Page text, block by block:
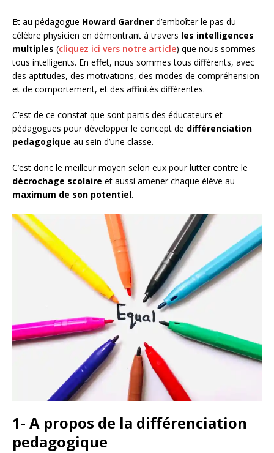
Et au pédagogue Howard Gardner d’emboîter le pas du
célèbre physicien en démontrant à travers les intelligences
multiples (cliquez ici vers notre article) que nous sommes
tous intelligents. En effet, nous sommes tous différents, avec
des aptitudes, des motivations, des modes de compréhension
et de comportement, et des affinités différentes.
C’est de ce constat que sont partis des éducateurs et
pédagogues pour développer le concept de différenciation
pedagogique au sein d’une classe.
C’est donc le meilleur moyen selon eux pour lutter contre le
décrochage scolaire et aussi amener chaque élève au
maximum de son potentiel.
1- A propos de la différenciation
pedagogique